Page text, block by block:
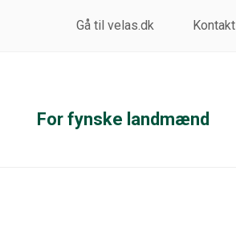
Gå til velas.dk Kontakt
For fynske landmænd